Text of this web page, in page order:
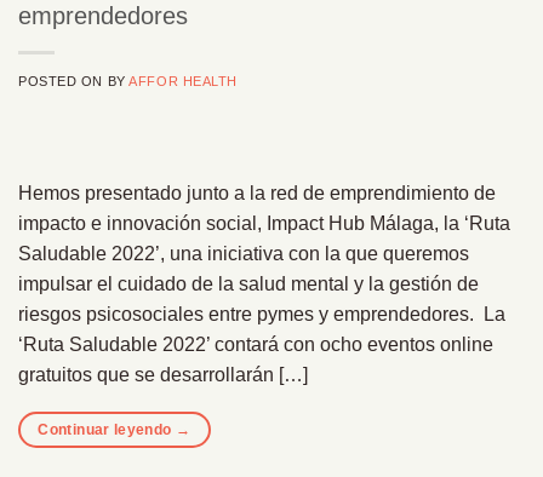
emprendedores
POSTED ON BYAFFOR HEALTH
Hemos presentado junto a la red de emprendimiento de
impacto e innovación social, Impact Hub Málaga, la ‘Ruta
Saludable 2022’, una iniciativa con la que queremos
impulsar el cuidado de la salud mental y la gestión de
riesgos psicosociales entre pymes y emprendedores. La
‘Ruta Saludable 2022’ contará con ocho eventos online
gratuitos que se desarrollarán […]
Continuar leyendo →